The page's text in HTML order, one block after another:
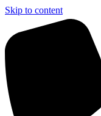
Skip to content